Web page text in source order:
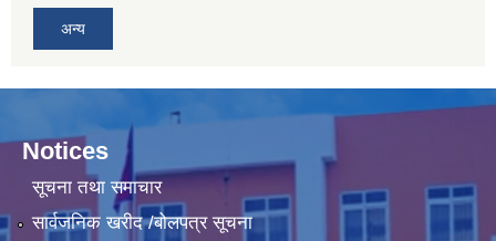
अन्य
Notices
सूचना तथा समाचार
सार्वजनिक खरीद /बोलपत्र सूचना